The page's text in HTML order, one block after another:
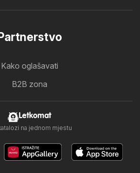
Partnerstvo
Kako oglašavati
B2B zona
Letkomat
na jednom mjestu